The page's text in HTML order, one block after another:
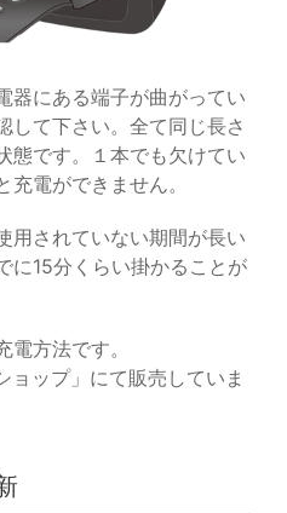
器にある端子が曲がってい
して下さい。全て同じ長さ
態です。１本でも欠けてい
電ができません。
用されていない期間が長い
に15分くらい掛かることが
方法です。
ップ」にて販売していま